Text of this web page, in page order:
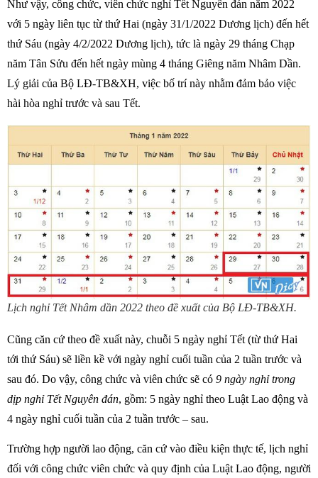
Như vậy, công chức, viên chức nghỉ Tết Nguyên đán năm 2022
với 5 ngày liên tục từ thứ Hai (ngày 31/1/2022 Dương lịch) đến hết
thứ Sáu (ngày 4/2/2022 Dương lịch), tức là ngày 29 tháng Chạp
năm Tân Sửu đến hết ngày mùng 4 tháng Giêng năm Nhâm Dần.
Lý giải của Bộ LĐ-TB&XH, việc bố trí này nhằm đảm bảo việc
hài hòa nghỉ trước và sau Tết.
Lịch nghỉ Tết Nhâm dần 2022 theo đề xuất của Bộ LĐ-TB&XH.
Cũng căn cứ theo đề xuất này, chuỗi 5 ngày nghỉ Tết (từ thứ Hai
tới thứ Sáu) sẽ liền kề với ngày nghỉ cuối tuần của 2 tuần trước và
sau đó. Do vậy, công chức và viên chức sẽ có 9 ngày nghỉ trong
dịp nghỉ Tết Nguyên đán, gồm: 5 ngày nghỉ theo Luật Lao động và
4 ngày nghỉ cuối tuần của 2 tuần trước – sau.
Trường hợp người lao động, căn cứ vào điều kiện thực tế, lịch nghỉ
đối với công chức viên chức và quy định của Luật Lao động, người